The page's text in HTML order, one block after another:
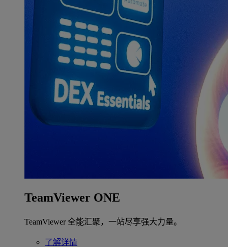
TeamViewer ONE
TeamViewer 全能汇聚，一站尽享强大力量。
了解详情